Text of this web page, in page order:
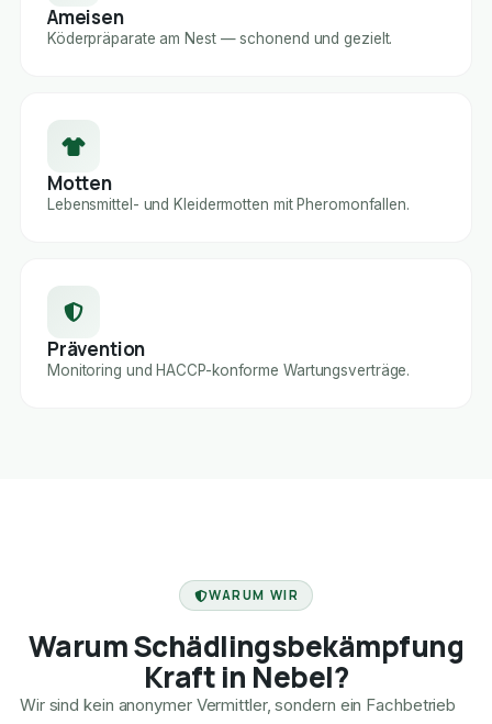
Ameisen
Köderpräparate am Nest — schonend und gezielt.
Motten
Lebensmittel- und Kleidermotten mit Pheromonfallen.
Prävention
Monitoring und HACCP-konforme Wartungsverträge.
WARUM WIR
Warum Schädlingsbekämpfung
Kraft in Nebel?
Wir sind kein anonymer Vermittler, sondern ein Fachbetrieb